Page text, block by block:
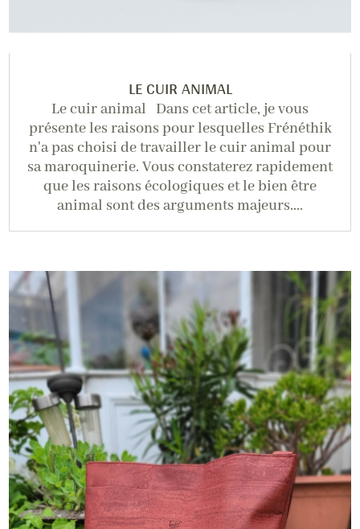
LE CUIR ANIMAL
Le cuir animal Dans cet article, je vous
présente les raisons pour lesquelles Frénéthik
n'a pas choisi de travailler le cuir animal pour
sa maroquinerie. Vous constaterez rapidement
que les raisons écologiques et le bien être
animal sont des arguments majeurs....